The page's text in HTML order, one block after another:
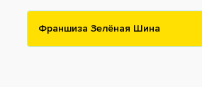
Франшиза Зелёная Шина